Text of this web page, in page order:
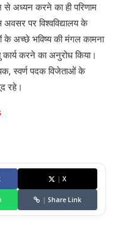
अध्यन करने का ही परिणाम
अवसर पर विश्वविद्यालय के
के अच्छे भविष्य की मंगल कामना
करने का अनुरोध किया।
स्वर्ण पदक विजेताओं के
रहे।
| X
| Share Link